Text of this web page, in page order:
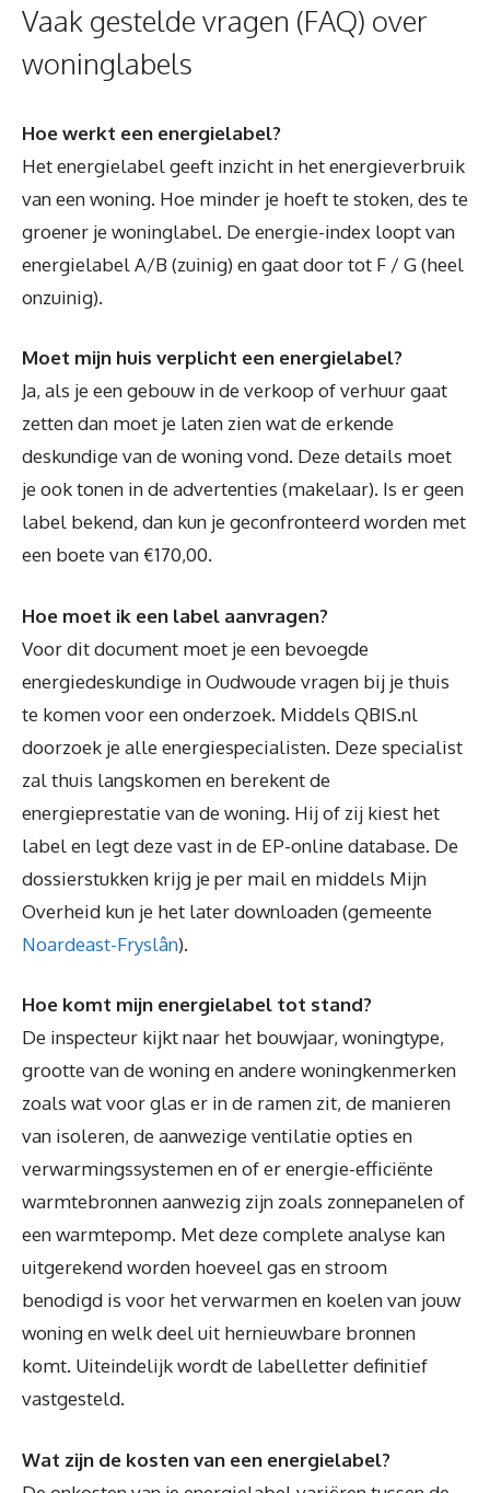
Vaak gestelde vragen (FAQ) over
woninglabels
Hoe werkt een energielabel?
Het energielabel geeft inzicht in het energieverbruik
van een woning. Hoe minder je hoeft te stoken, des te
groener je woninglabel. De energie-index loopt van
energielabel A/B (zuinig) en gaat door tot F / G (heel
onzuinig).
Moet mijn huis verplicht een energielabel?
Ja, als je een gebouw in de verkoop of verhuur gaat
zetten dan moet je laten zien wat de erkende
deskundige van de woning vond. Deze details moet
je ook tonen in de advertenties (makelaar). Is er geen
label bekend, dan kun je geconfronteerd worden met
een boete van €170,00.
Hoe moet ik een label aanvragen?
Voor dit document moet je een bevoegde
energiedeskundige in Oudwoude vragen bij je thuis
te komen voor een onderzoek. Middels QBIS.nl
doorzoek je alle energiespecialisten. Deze specialist
zal thuis langskomen en berekent de
energieprestatie van de woning. Hij of zij kiest het
label en legt deze vast in de EP-online database. De
dossierstukken krijg je per mail en middels Mijn
Overheid kun je het later downloaden (gemeente
Noardeast-Fryslân).
Hoe komt mijn energielabel tot stand?
De inspecteur kijkt naar het bouwjaar, woningtype,
grootte van de woning en andere woningkenmerken
zoals wat voor glas er in de ramen zit, de manieren
van isoleren, de aanwezige ventilatie opties en
verwarmingssystemen en of er energie-efficiënte
warmtebronnen aanwezig zijn zoals zonnepanelen of
een warmtepomp. Met deze complete analyse kan
uitgerekend worden hoeveel gas en stroom
benodigd is voor het verwarmen en koelen van jouw
woning en welk deel uit hernieuwbare bronnen
komt. Uiteindelijk wordt de labelletter definitief
vastgesteld.
Wat zijn de kosten van een energielabel?